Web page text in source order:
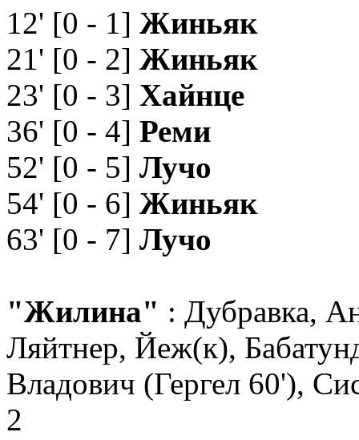
12' [0 - 1] Жиньяк
21' [0 - 2] Жиньяк
23' [0 - 3] Хайнце
36' [0 - 4] Реми
52' [0 - 5] Лучо
54' [0 - 6] Жиньяк
63' [0 - 7] Лучо
"Жилина" : Дубравка,
Ляйтнер, Йеж(к),
Владович (Гергел 60'),
2